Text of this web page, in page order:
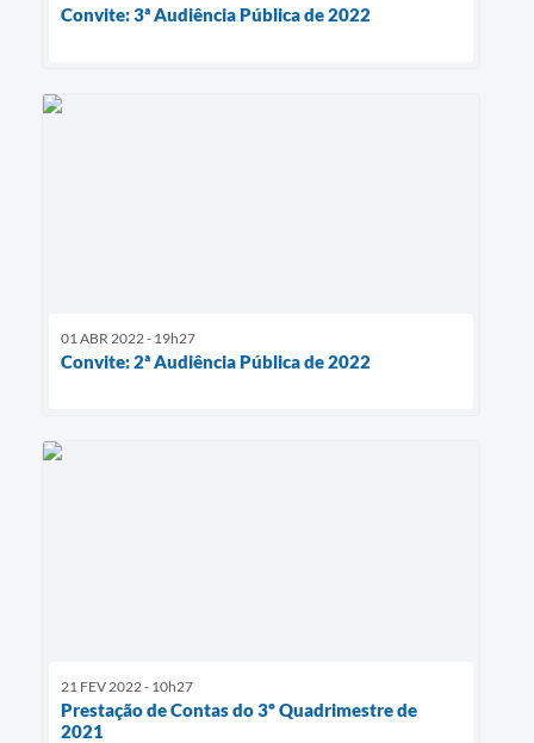
Convite: 3ª Audiência Pública de 2022
01 ABR 2022 - 19h27
Convite: 2ª Audiência Pública de 2022
21 FEV 2022 - 10h27
Prestação de Contas do 3º Quadrimestre de
2021